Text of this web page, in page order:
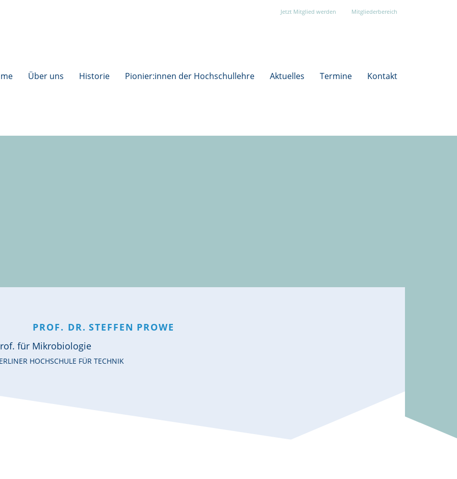
Jetzt Mitglied werden Mitgliederbereich
Über uns Historie Pionier:innen der Hochschullehre Aktuelles Termine Kontakt
PROF. DR. STEFFEN PROWE
für Mikrobiologie
HOCHSCHULE FÜR TECHNIK